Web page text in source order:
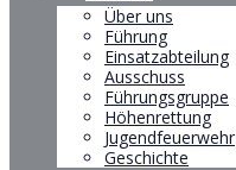
Über uns
Führung
Einsatzabteilung
Ausschuss
Führungsgruppe
Höhenrettung
Jugendfeuerwehr
Geschichte